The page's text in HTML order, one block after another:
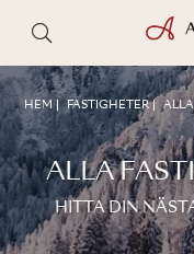
HEM FASTIGHETER ALLA
ALLA
HITTA DIN